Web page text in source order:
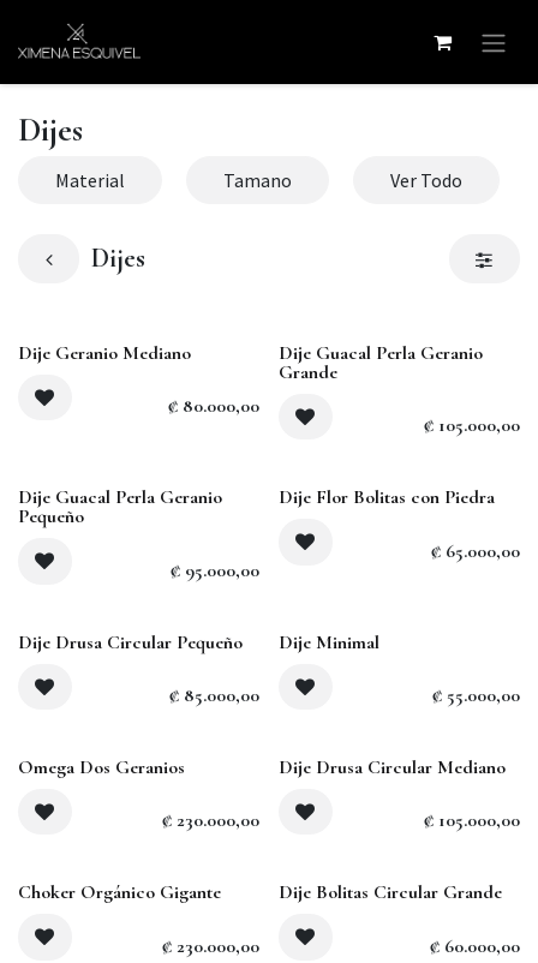
Dijes
Material Tamano Ver Todo
Dijes
Dije Geranio Mediano
₡ 80.000,00
Dije Guacal Perla Geranio
Grande
₡ 105.000,00
Agotado
Dije Guacal Perla Geranio
Pequeño
₡ 95.000,00
Dije Flor Bolitas con Piedra
₡ 65.000,00
Agotado
Dije Drusa Circular Pequeño
₡ 85.000,00
Dije Minimal
₡ 55.000,00
Agotado
Omega Dos Geranios
₡ 230.000,00 Agotado
Dije Drusa Circular Mediano
₡ 105.000,00
Choker Orgánico Gigante
₡ 230.000,00
Dije Bolitas Circular Grande
₡ 60.000,00